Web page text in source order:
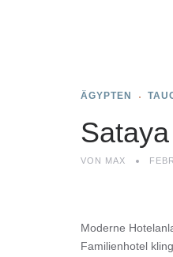
ÄGYPTEN
VON MAX
Moderne
Familienhotel